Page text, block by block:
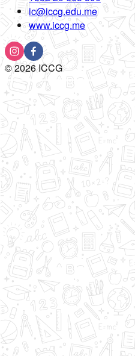
ic@iccg.edu.me
www.iccg.me
©2026ICCG